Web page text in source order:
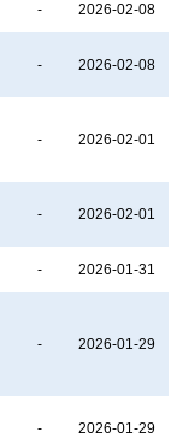
- 2026-02-08
- 2026-02-08
- 2026-02-01
- 2026-02-01
- 2026-01-31
- 2026-01-29
- 2026-01-29